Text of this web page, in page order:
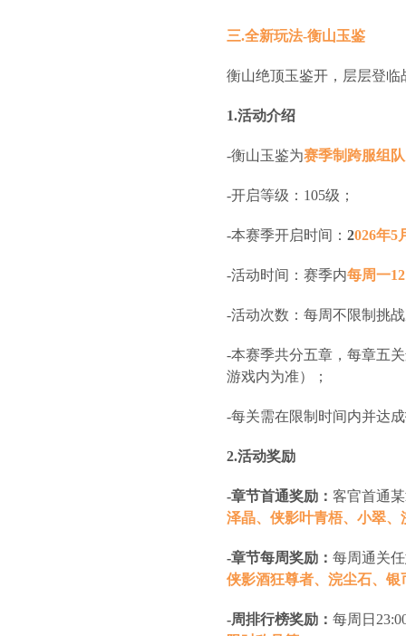
三.全新玩法-衡山玉鉴
衡山绝顶玉鉴开，层层登
1.活动介绍
-衡山玉鉴为赛季制跨服组
-开启等级：105级；
-本赛季开启时间： 2026年5
-活动时间：赛季内每周一
-活动次数：每周不限制挑
-本赛季共分五章，每章五
游戏内为准）；
-每关需在限制时间内并达
2.活动奖励
-章节首通奖励： 客官首通
泽晶、侠影叶青梧、小翠、
-章节每周奖励： 每周通关
侠影酒狂尊者、浣尘石、银
-周排行榜奖励： 每周日